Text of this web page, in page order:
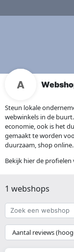
Steun lokale
webwinkels in de
economie, ook is het
gemaakt te worden
duurzaam, shop online.
Bekijk hier de profielen
1 webshops
Zoek
een
webshop
{{
__('Sort')
}}